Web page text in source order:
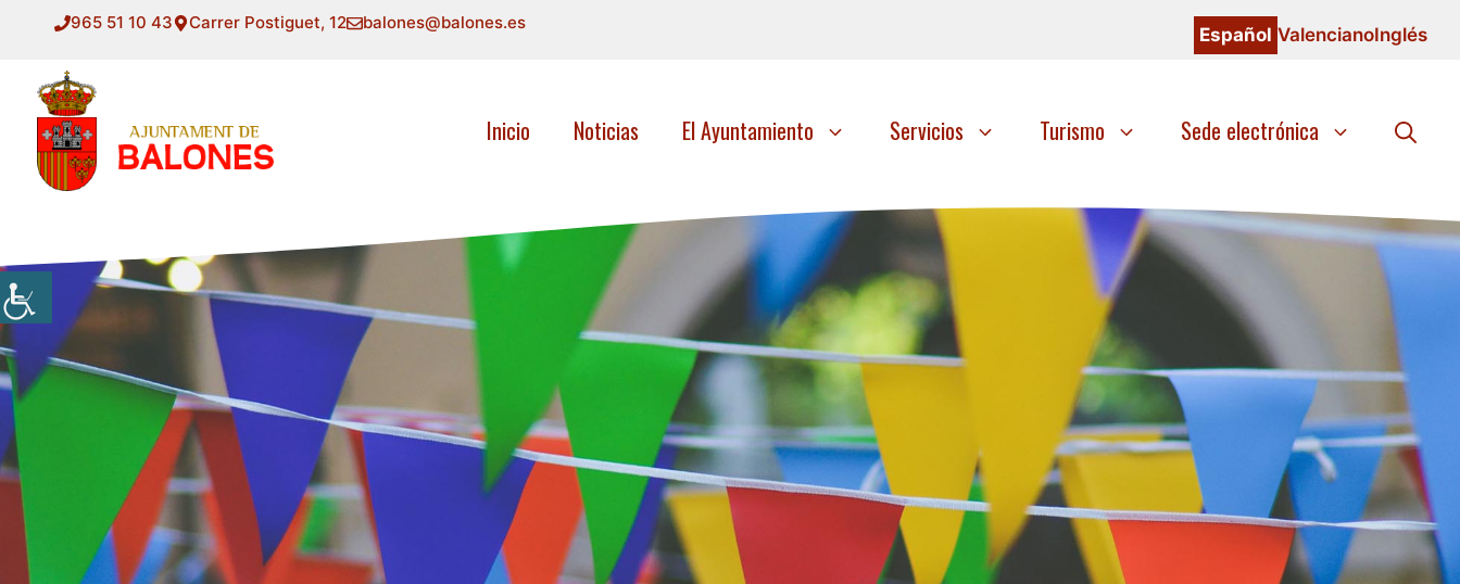
contenido
965 51 10 43 Carrer Postiguet, 12 balones@balones.es
Español ValencianoInglés
Inicio Noticias El Ayuntamiento Servicios Turismo Sede electrónica